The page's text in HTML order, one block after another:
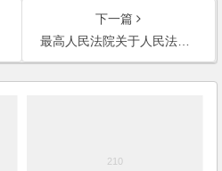
下一篇
最高人民法院关于人民法院在审判执行活动中主动接受案件当事人监督的若干规定